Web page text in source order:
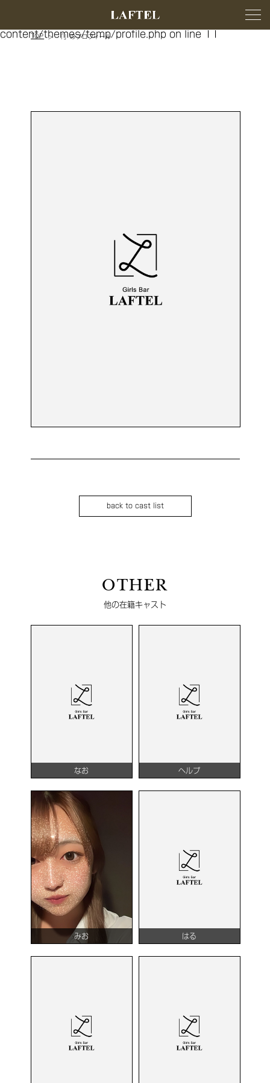
: Trying to access array offset on false in
content/themes/temp/profile.php on line
TOP 「」のプロフィール
back to cast list
OTHER
他の在籍キャスト
なお ヘルプ
みお はる